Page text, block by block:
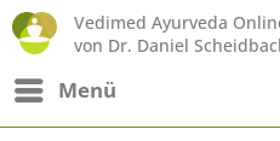
Vedimed Ayurveda
von Dr. Daniel
Menü